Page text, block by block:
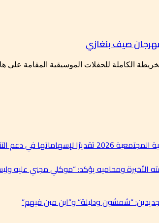
الكاملة للحفلات الموسيقية المقامة على
دعم التنمية المستدامة
الأخيرة ومحاميه يؤكد: “موكلي مجني عليه
“شمشون ودليلة” و”ابن مين فيهم”